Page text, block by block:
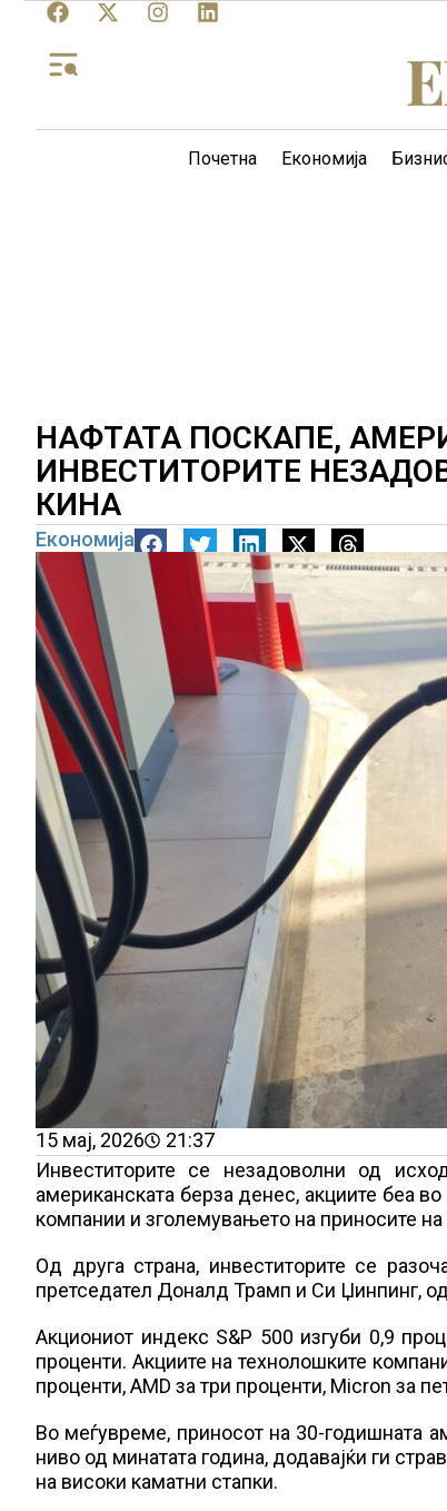
Почетна Економија
НАФТАТА ПОСКАПЕ,
ИНВЕСТИТОРИТЕ
КИНА
Економија
15 мај, 2026
21:37
Инвеститорите се незадоволни од
американската берза денес, акциите беа
компании и зголемувањето на приносите
Од друга страна, инвеститорите се
претседател Доналд Трамп и Си Џинпинг,
Акциониот индекс S&P 500 изгуби 0,9
проценти. Акциите на технолошките
проценти, AMD за три проценти, Micron за
Во меѓувреме, приносот на 30-годишната
ниво од минатата година, додавајќи ги
на високи каматни стапки.